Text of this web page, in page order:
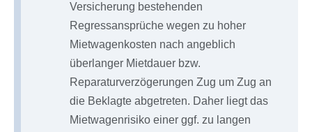
Versicherung bestehenden
Regressansprüche wegen zu hoher
Mietwagenkosten nach angeblich
überlanger Mietdauer bzw.
Reparaturverzögerungen Zug um Zug an
die Beklagte abgetreten. Daher liegt das
Mietwagenrisiko einer ggf. zu langen